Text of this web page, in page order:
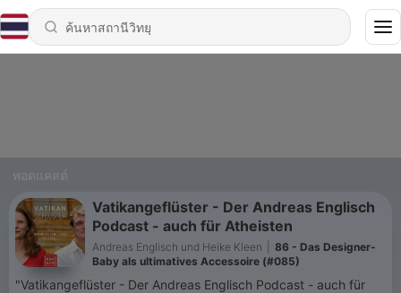
พอดแคสต์
Vatikangeflüster - Der Andreas Englisch
Podcast - auch für Atheisten
Andreas Englisch und Heike Kleen
86 - Das Designer-
Baby als ultimatives Accessoire (#085)
"Vatikangeflüster - Der Andreas Englisch Podcast - auch für